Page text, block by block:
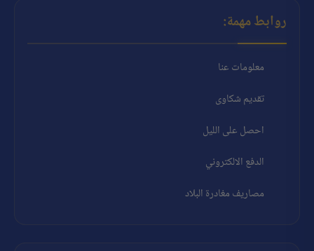
روابط مهمة:
معلومات عنا
تقديم شكاوى
احصل على الليل
الدفع الالكتروني
مصاريف مغادرة البلاد